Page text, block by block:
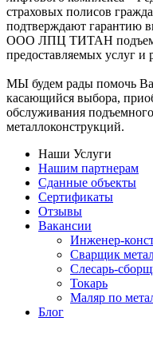
страховых полисов
подтверждают гарантию
ООО ЛПЦ ТИТАН
предоставляемых услуг и
МЫ будем рады помочь
касающийся выбора,
обслуживания
металлоконструкций.
Наши Услуги
Нашим партнерам
Сданные объекты
Сертификаты
Отзывы
Вакансии
Инженер-
Сварщик
Слесарь-
Токарь
Маляр по
Блог